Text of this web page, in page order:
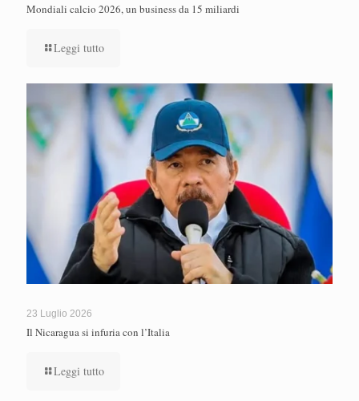
Mondiali calcio 2026, un business da 15 miliardi
Leggi tutto
23 Luglio 2026
Il Nicaragua si infuria con l’Italia
Leggi tutto